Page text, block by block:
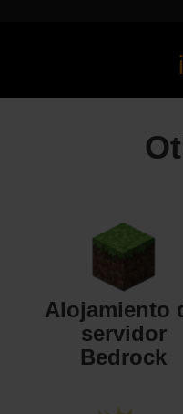
Alojamiento
servidor
Bedrock